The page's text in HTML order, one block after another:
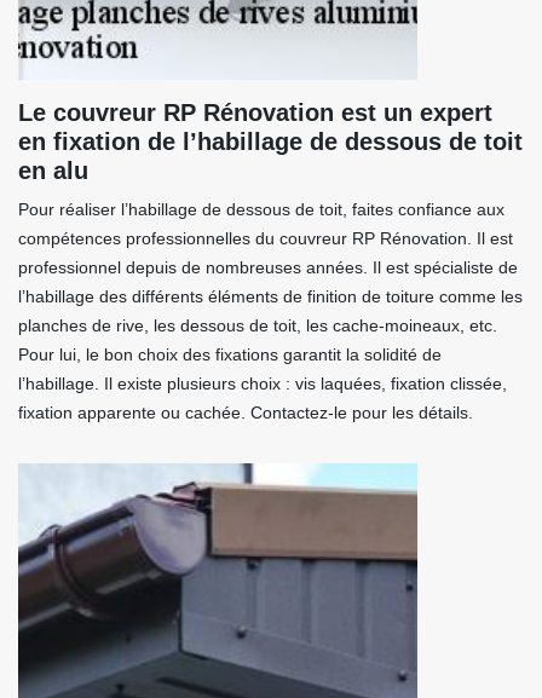
Le couvreur RP Rénovation est un expert
en fixation de l’habillage de dessous de toit
en alu
Pour réaliser l’habillage de dessous de toit, faites confiance aux
compétences professionnelles du couvreur RP Rénovation. Il est
professionnel depuis de nombreuses années. Il est spécialiste de
l’habillage des différents éléments de finition de toiture comme les
planches de rive, les dessous de toit, les cache-moineaux, etc.
Pour lui, le bon choix des fixations garantit la solidité de
l’habillage. Il existe plusieurs choix : vis laquées, fixation clissée,
fixation apparente ou cachée. Contactez-le pour les détails.